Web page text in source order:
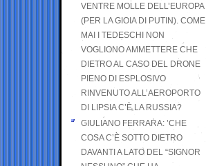
VENTRE MOLLE DELL’EUROPA
(PER LA GIOIA DI PUTIN). COME
MAI I TEDESCHI NON
VOGLIONO AMMETTERE CHE
DIETRO AL CASO DEL DRONE
PIENO DI ESPLOSIVO
RINVENUTO ALL’AEROPORTO
DI LIPSIA C’È LA RUSSIA?
GIULIANO FERRARA: ’CHE
COSA C’È SOTTO DIETRO
DAVANTI A LATO DEL “SIGNOR